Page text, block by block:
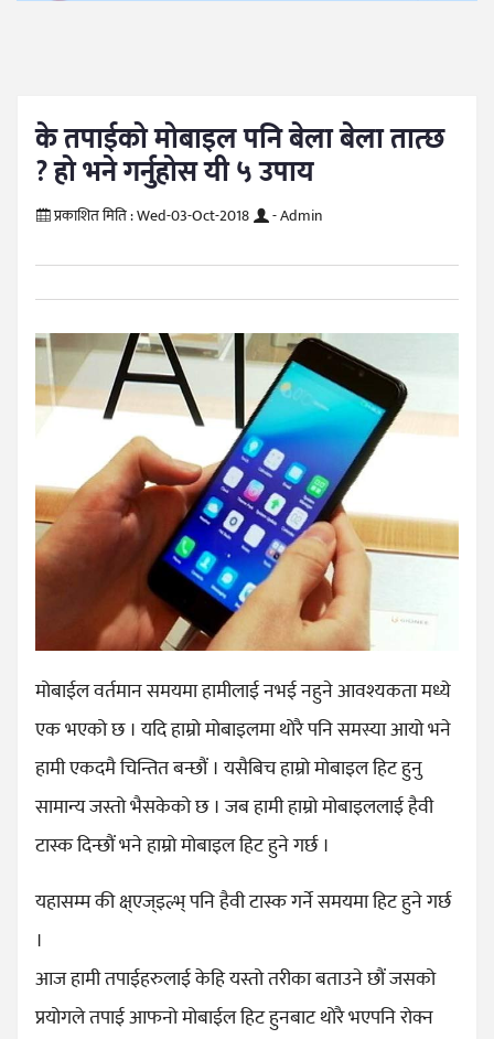
के तपाईको मोबाइल पनि बेला बेला तात्छ
? हो भने गर्नुहोस यी ५ उपाय
प्रकाशित मिति :Wed-03-Oct-2018 - Admin
मोबाईल वर्तमान समयमा हामीलाई नभई नहुने आवश्यकता मध्ये
एक भएको छ । यदि हाम्रो मोबाइलमा थोरै पनि समस्या आयो भने
हामी एकदमै चिन्तित बन्छौं । यसैबिच हाम्रो मोबाइल हिट हुनु
सामान्य जस्तो भैसकेको छ । जब हामी हाम्रो मोबाइललाई हैवी
टास्क दिन्छौं भने हाम्रो मोबाइल हिट हुने गर्छ ।
यहासम्म की क्ष्एज्इल्भ् पनि हैवी टास्क गर्ने समयमा हिट हुने गर्छ
।
आज हामी तपाईहरुलाई केहि यस्तो तरीका बताउने छौं जसको
प्रयोगले तपाई आफनो मोबाईल हिट हुनबाट थोरै भएपनि रोक्न